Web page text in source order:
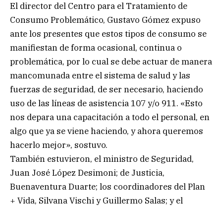
El director del Centro para el Tratamiento de
Consumo Problemático, Gustavo Gómez expuso
ante los presentes que estos tipos de consumo se
manifiestan de forma ocasional, continua o
problemática, por lo cual se debe actuar de manera
mancomunada entre el sistema de salud y las
fuerzas de seguridad, de ser necesario, haciendo
uso de las líneas de asistencia 107 y/o 911. «Esto
nos depara una capacitación a todo el personal, en
algo que ya se viene haciendo, y ahora queremos
hacerlo mejor», sostuvo.
También estuvieron, el ministro de Seguridad,
Juan José López Desimoni; de Justicia,
Buenaventura Duarte; los coordinadores del Plan
+ Vida, Silvana Vischi y Guillermo Salas; y el